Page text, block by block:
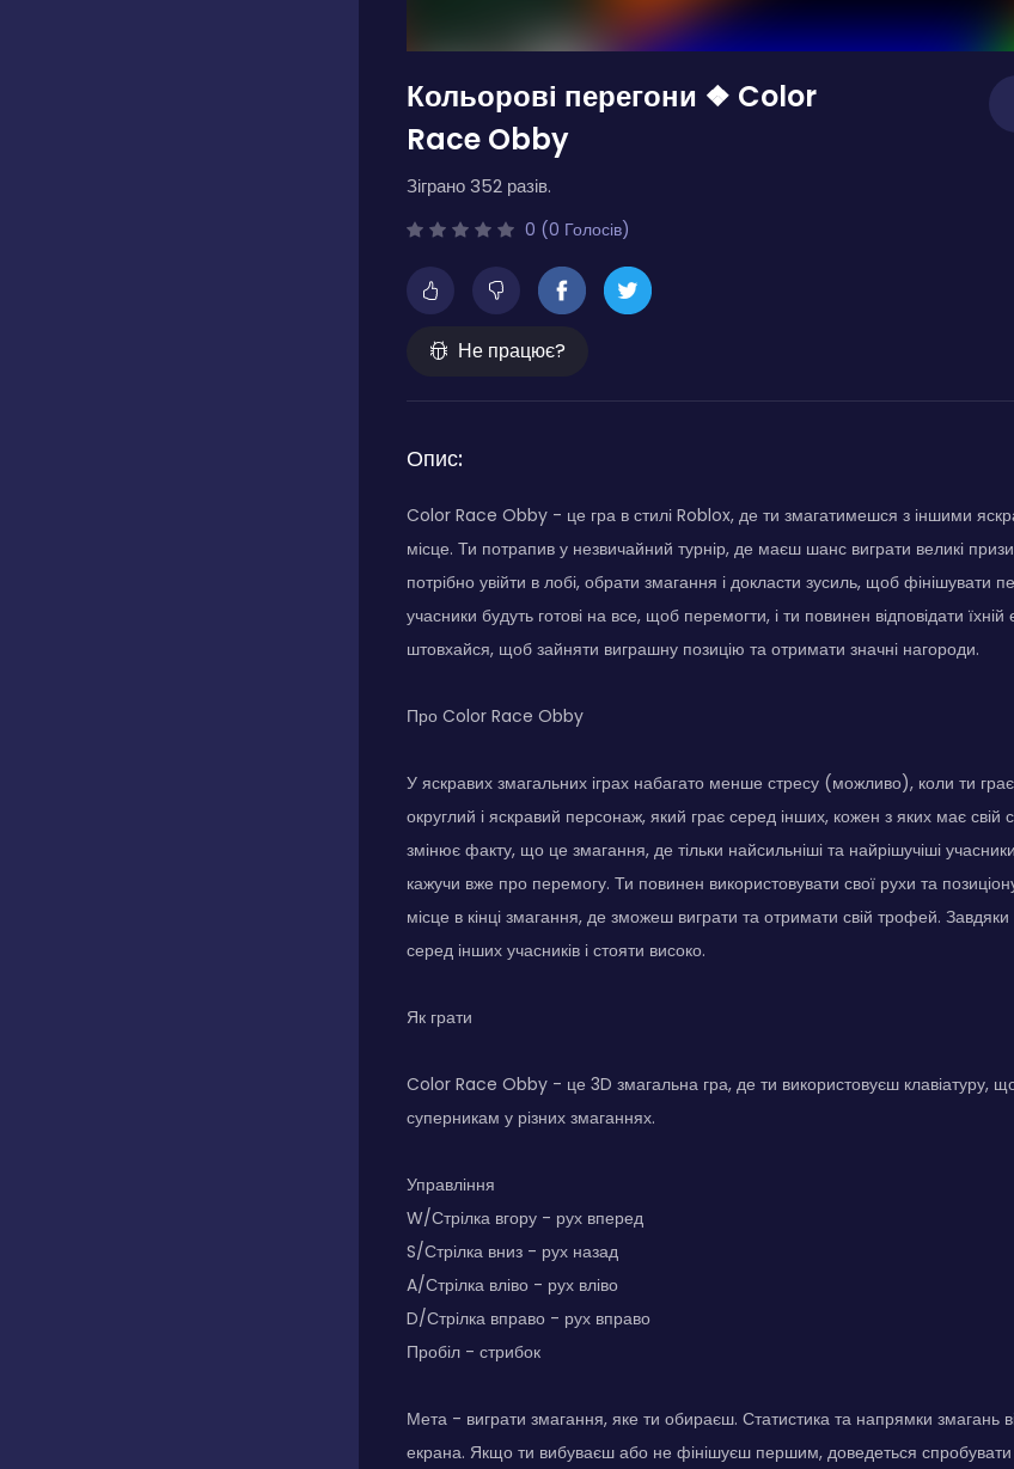
Кольорові перегони ❖ Color
Race Obby
Зіграно 352 разів.
0 (0 Голосів)
Не працює?
Опис:
Color Race Obby - це гра в стилі Roblox, де ти змагатимешся з іншими
місце. Ти потрапив у незвичайний турнір, де маєш шанс виграти великі призи
потрібно увійти в лобі, обрати змагання і докласти зусиль, щоб фінішувати
учасники будуть готові на все, щоб перемогти, і ти повинен відповідати їхній
штовхайся, щоб зайняти виграшну позицію та отримати значні нагороди.
Про Color Race Obby
У яскравих змагальних іграх набагато менше стресу (можливо), коли ти
округлий і яскравий персонаж, який грає серед інших, кожен з яких має свій
змінює факту, що це змагання, де тільки найсильніші та найрішучіші
кажучи вже про перемогу. Ти повинен використовувати свої рухи та
місце в кінці змагання, де зможеш виграти та отримати свій трофей.
серед інших учасників і стояти високо.
Як грати
Color Race Obby - це 3D змагальна гра, де ти використовуєш клавіатуру,
суперникам у різних змаганнях.
Управління
W/Стрілка вгору - рух вперед
S/Стрілка вниз - рух назад
A/Стрілка вліво - рух вліво
D/Стрілка вправо - рух вправо
Пробіл - стрибок
Мета - виграти змагання, яке ти обираєш. Статистика та напрямки змагань
екрана. Якщо ти вибуваєш або не фінішуєш першим, доведеться спробувати